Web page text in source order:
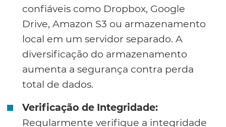
confiáveis como Dropbox, Google
Drive, Amazon S3 ou armazenamento
local em um servidor separado. A
diversificação do armazenamento
aumenta a segurança contra perda
total de dados.
Verificação de Integridade:
Regularmente verifique a integridade